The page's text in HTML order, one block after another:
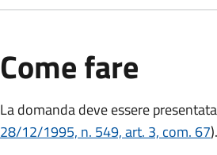
Come fare
La domanda deve essere presentata
28/12/1995, n. 549, art. 3, com. 67).